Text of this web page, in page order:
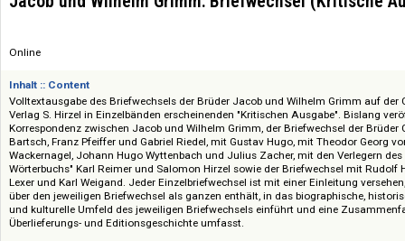
Jacob und Wilhelm Grimm: Briefwechsel
Inhalt :: Content
Volltextausgabe des Briefwechsels der Brüder Jacob und Wilhelm
Verlag S. Hirzel in Einzelbänden erscheinenden "Kritischen Ausgabe".
Korrespondenz zwischen Jacob und Wilhelm Grimm, der Briefwechsel
Bartsch, Franz Pfeiffer und Gabriel Riedel, mit Gustav Hugo, mit Theodor
Wackernagel, Johann Hugo Wyttenbach und Julius Zacher, mit den
Wörterbuchs" Karl Reimer und Salomon Hirzel sowie der Briefwechsel
Lexer und Karl Weigand. Jeder Einzelbriefwechsel ist mit einer Einleitung